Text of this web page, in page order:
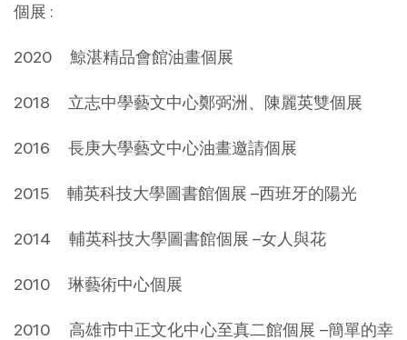
個展 :
2020 鯨湛精品會館油畫個展
2018 立志中學藝文中心鄭弼洲、陳麗英雙個展
2016 長庚大學藝文中心油畫邀請個展
2015 輔英科技大學圖書館個展 –西班牙的陽光
2014 輔英科技大學圖書館個展 –女人與花
2010 琳藝術中心個展
2010 高雄市中正文化中心至真二館個展 –簡單的幸